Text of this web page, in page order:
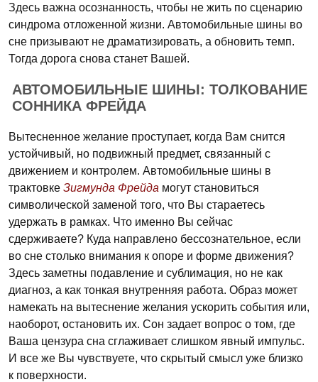
Здесь важна осознанность, чтобы не жить по сценарию
синдрома отложенной жизни. Автомобильные шины во
сне призывают не драматизировать, а обновить темп.
Тогда дорога снова станет Вашей.
АВТОМОБИЛЬНЫЕ ШИНЫ: ТОЛКОВАНИЕ
СОННИКА ФРЕЙДА
Вытесненное желание проступает, когда Вам снится
устойчивый, но подвижный предмет, связанный с
движением и контролем. Автомобильные шины в
трактовке Зигмунда Фрейда могут становиться
символической заменой того, что Вы стараетесь
удержать в рамках. Что именно Вы сейчас
сдерживаете? Куда направлено бессознательное, если
во сне столько внимания к опоре и форме движения?
Здесь заметны подавление и сублимация, но не как
диагноз, а как тонкая внутренняя работа. Образ может
намекать на вытеснение желания ускорить события или,
наоборот, остановить их. Сон задает вопрос о том, где
Ваша цензура сна сглаживает слишком явный импульс.
И все же Вы чувствуете, что скрытый смысл уже близко
к поверхности.